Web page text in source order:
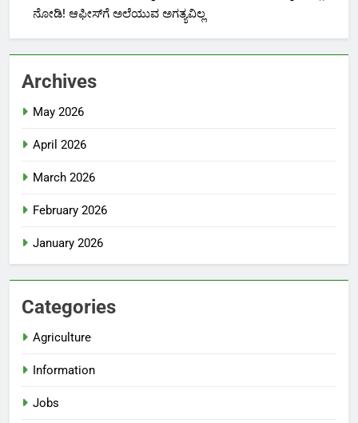
ನೋಡಿ! ಆಫೀಸ್‌ಗೆ ಅಲೆಯುವ ಅಗತ್ಯವಿಲ್ಲ
Archives
May 2026
April 2026
March 2026
February 2026
January 2026
Categories
Agriculture
Information
Jobs